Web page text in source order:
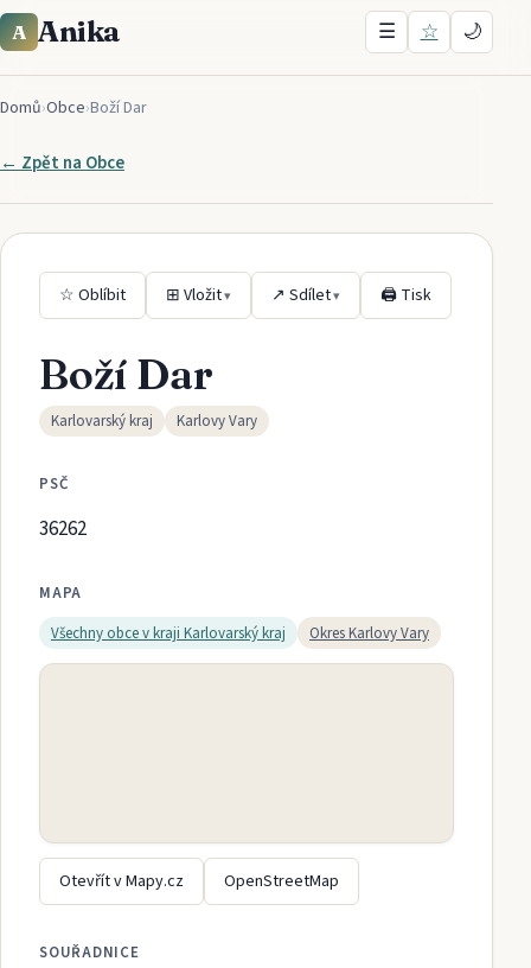
A Anika ☰ ☆ 🌙
Domů›Obce›Boží Dar
← Zpět na Obce
☆ Oblíbit ⊞ Vložit▾ ↗ Sdílet▾ 🖨 Tisk
Boží Dar
Karlovarský kraj Karlovy Vary
PSČ
36262
MAPA
Všechny obce v kraji Karlovarský kraj OkresKarlovy Vary
Otevřít v Mapy.cz OpenStreetMap
SOUŘADNICE